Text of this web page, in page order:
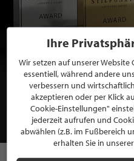
BEWERBEN SIE
JETZT
Ihre
Wir setzen auf unserer Website
essentiell, während andere
verbessern und
akzeptieren oder per Klick
Cookie-Einstellungen"
jederzeit aufrufen und
abwählen (z.B. im Fußbereich
erhalten Sie in